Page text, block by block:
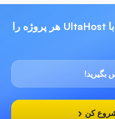
همین امروز شروع کنید، با UltaHost هر پروژه را
بگیرید!
کن